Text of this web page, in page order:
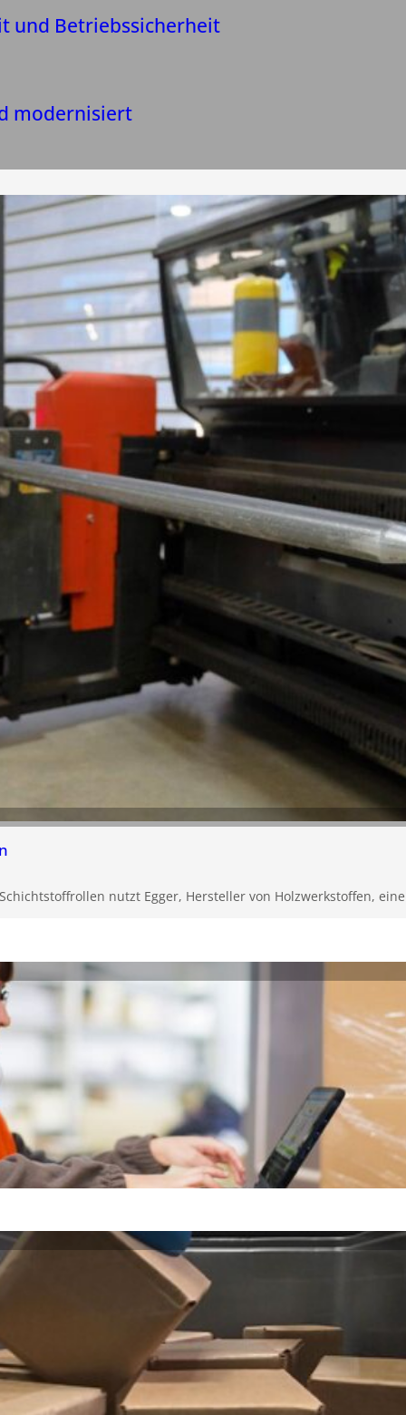
und Betriebssicherheit
modernisiert
nutzt Egger, Hersteller von Holzwerkstoffen,